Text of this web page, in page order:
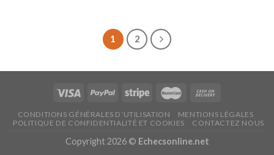
1 2
CONDITIONS GÉNÉRALES D’UTILISATION
MENTIONS LÉGALES
POLITIQUE DE CONFIDENTIALITÉ ET COOKIES
CONTACTEZ NOUS
Copyright 2026 © Echecsonline.net